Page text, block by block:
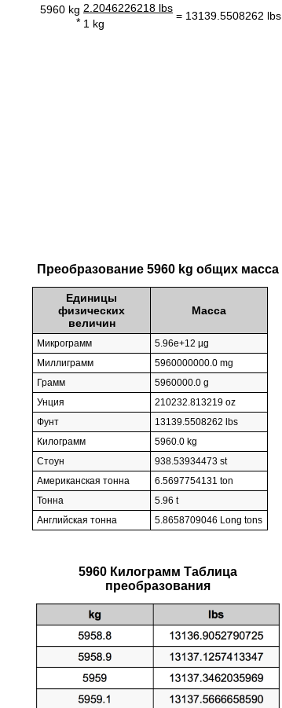
5960 kg
*
2.2046226218 lbs
= 13139.5508262 lbs
1 kg
Преобразование 5960 kg общих масса
Единицы
физических
величин
Масса
Микрограмм
5.96e+12 µg
Миллиграмм
5960000000.0 mg
Грамм
5960000.0 g
Унция
210232.813219 oz
Фунт
13139.5508262 lbs
Килограмм
5960.0 kg
Стоун
938.53934473 st
Американская тонна
6.5697754131 ton
Тонна
5.96 t
Английская тонна
5.8658709046 Long tons
5960 Килограмм Таблица
преобразования